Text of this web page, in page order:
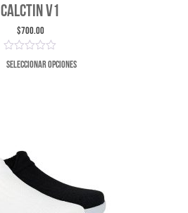
CalCTin v1
$700.00
Seleccionar opciones